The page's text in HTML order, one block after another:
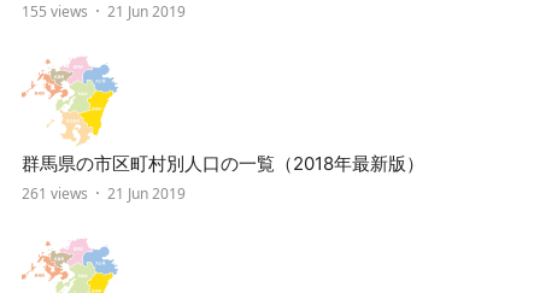
155 views 21 Jun 2019
群馬県の市区町村別人口の一覧（2018年最新版）
261 views 21 Jun 2019